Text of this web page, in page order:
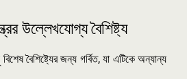
উল্লেখযোগ্য বৈশিষ্ট্য
বৈশিষ্ট্যের জন্য গর্বিত, যা এটিকে অন্যান্য